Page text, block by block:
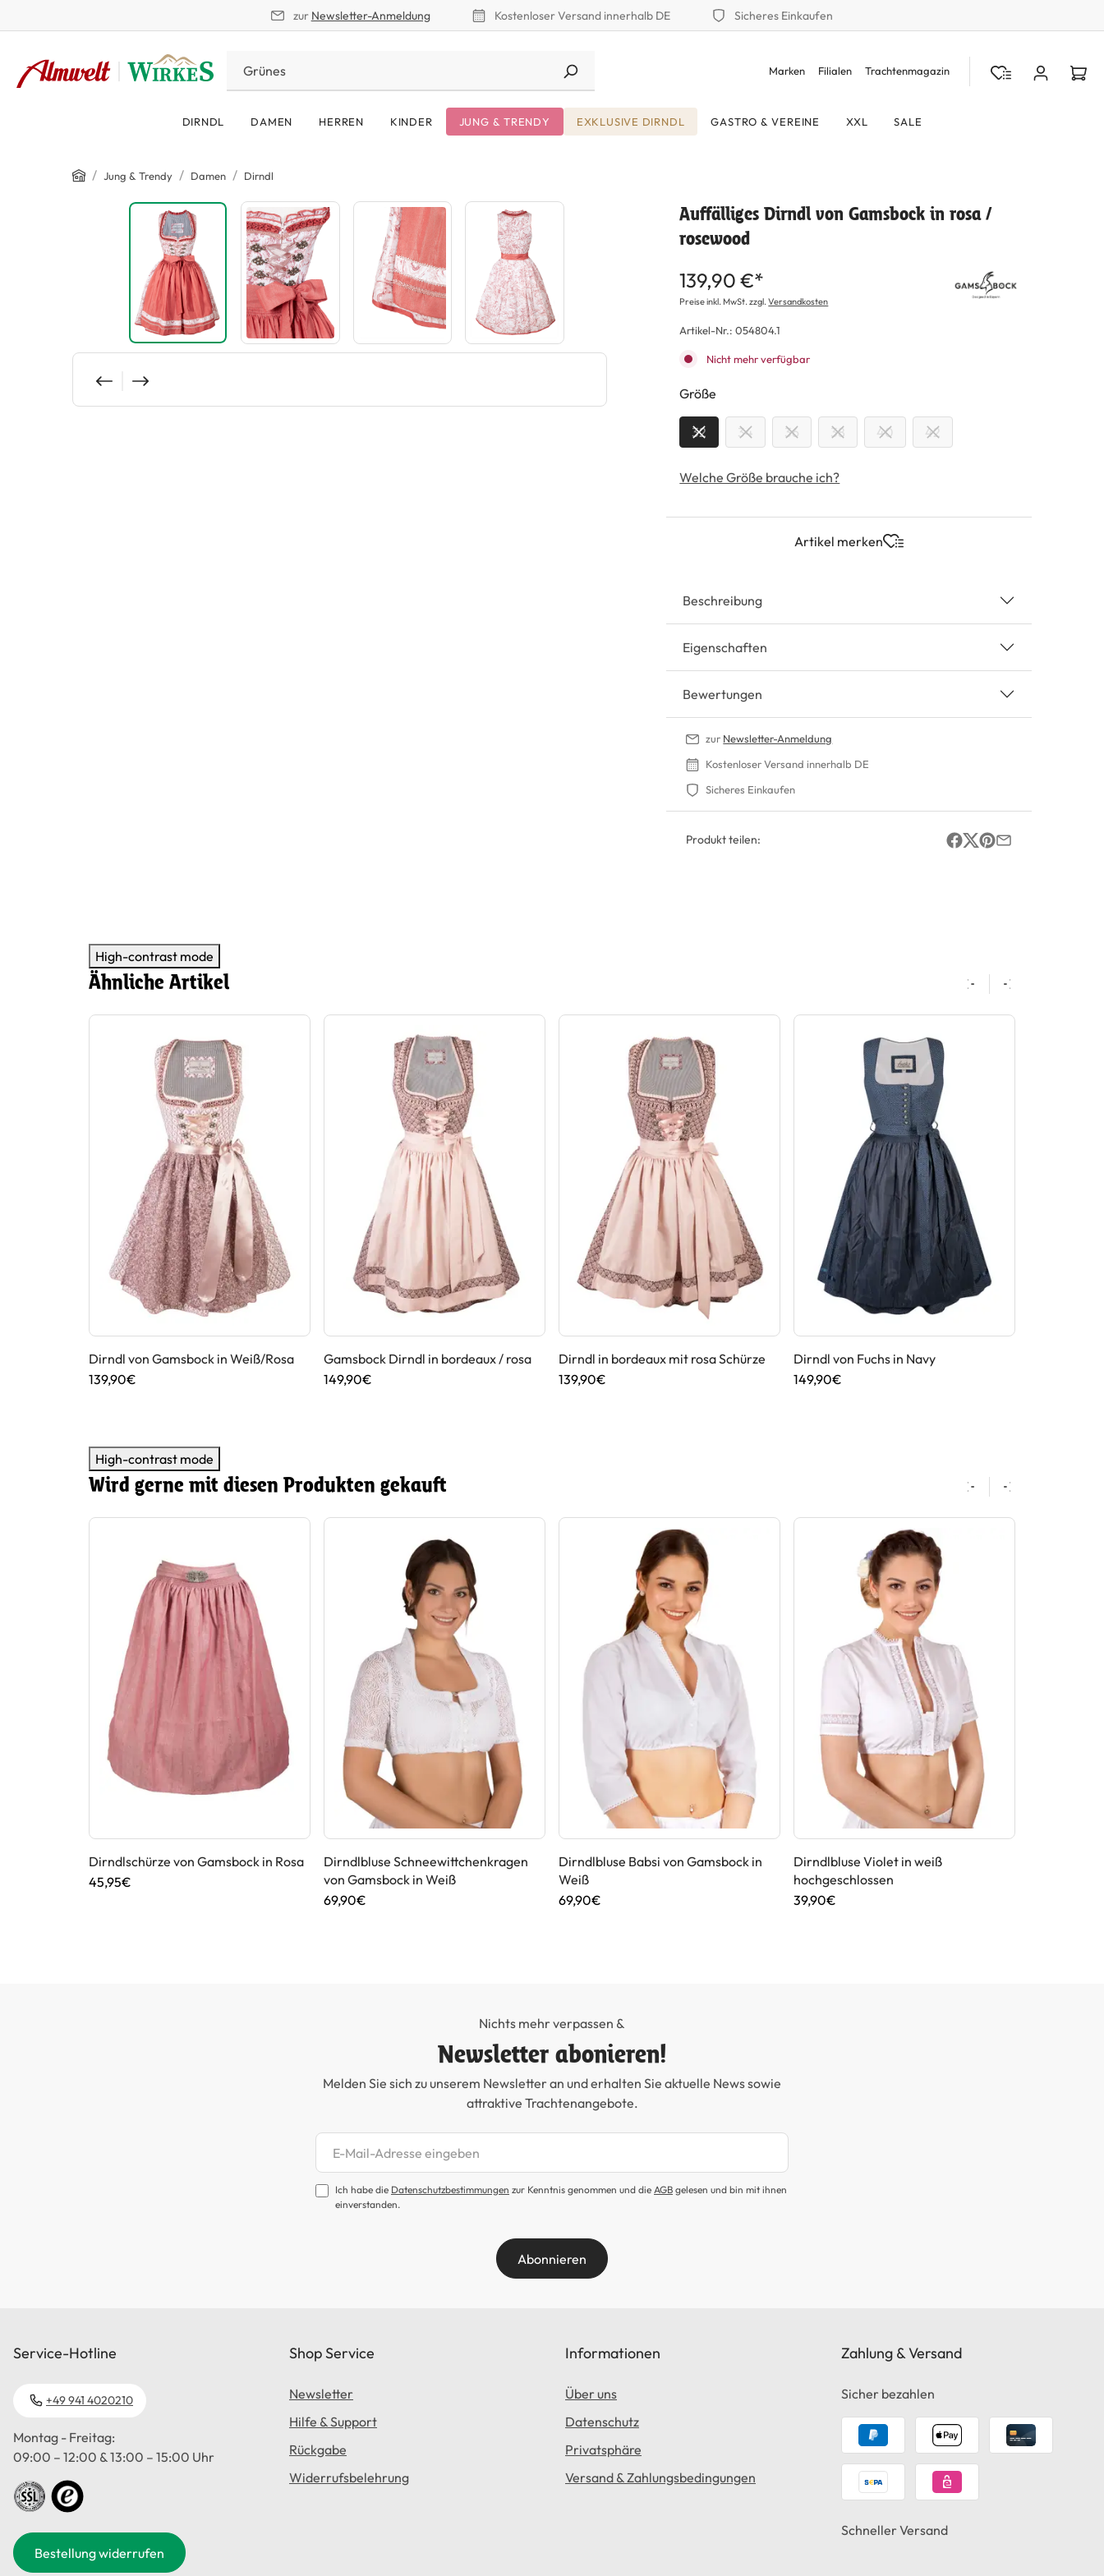
zur Newsletter-Anmeldung Kostenloser Versand innerhalb DE Sicheres Einkaufen
Marken Filialen Trachtenmagazin
DIRNDL DAMEN HERREN KINDER JUNG & TRENDY EXKLUSIVE DIRNDL GASTRO & VEREINE XXL SALE
Home
/ Jung & Trendy / Damen / Dirndl
Bildergalerie überspringen
Auffälliges Dirndl von Gamsbock in rosa /
rosewood
139,90 €*
Preise inkl. MwSt. zzgl.Versandkosten
Artikel-Nr.:054804.1
Nicht mehr verfügbar
Größe
32 34 36 38 40 42
Welche Größe brauche ich?
Artikel merken
Beschreibung
Eigenschaften
Bewertungen
zur Newsletter-Anmeldung
Kostenloser Versand innerhalb DE
Sicheres Einkaufen
Produkt teilen:
High-contrast mode
Ähnliche Artikel
Dirndl von Gamsbock in Weiß/Rosa
139,90€
Gamsbock Dirndl in bordeaux / rosa
149,90€
Dirndl in bordeaux mit rosa Schürze
139,90€
Dirndl von Fuchs in Navy
149,90€
High-contrast mode
Wird gerne mit diesen Produkten gekauft
Dirndlschürze von Gamsbock in Rosa
45,95€
Dirndlbluse Schneewittchenkragen
von Gamsbock in Weiß
69,90€
Dirndlbluse Babsi von Gamsbock in
Weiß
69,90€
Dirndlbluse Violet in weiß
hochgeschlossen
39,90€
Nichts mehr verpassen &
Newsletter abonieren!
Melden Sie sich zu unserem Newsletter an und erhalten Sie aktuelle News sowie
attraktive Trachtenangebote.
Newsletter abonnieren
Ich habe die Datenschutzbestimmungen zur Kenntnis genommen und die AGB gelesen und bin mit ihnen
einverstanden.
Abonnieren
Service-Hotline
+49 941 4020210
Montag - Freitag:
09:00 – 12:00 & 13:00 – 15:00 Uhr
Bestellung widerrufen
Shop Service
Newsletter
Hilfe & Support
Rückgabe
Widerrufsbelehrung
Informationen
Über uns
Datenschutz
Privatsphäre
Versand & Zahlungsbedingungen
Zahlung & Versand
Sicher bezahlen
Schneller Versand